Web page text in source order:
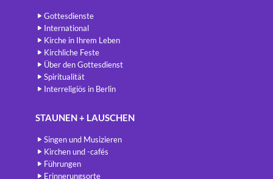
Gottesdienste
International
Kirche in Ihrem Leben
Kirchliche Feste
Über den Gottesdienst
Spiritualität
Interreligiös in Berlin
STAUNEN + LAUSCHEN
Singen und Musizieren
Kirchen und -cafés
Führungen
Erinnerungsorte